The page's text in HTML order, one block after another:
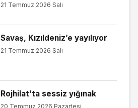
21 Temmuz 2026 Salı
Savaş, Kızıldeniz’e yayılıyor
21 Temmuz 2026 Salı
Rojhilat’ta sessiz yığınak
20 Temmuz 2026 Pazartesi